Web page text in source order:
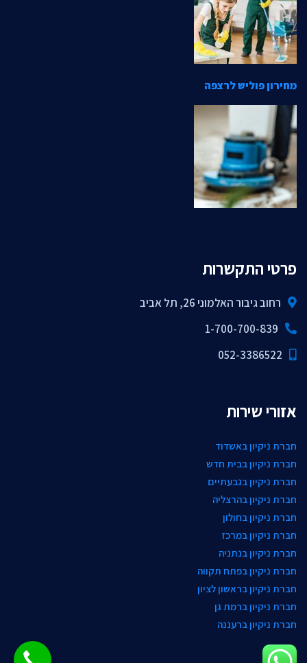
מחירון פוליש לרצפה
פרטי התקשרות
רחוב גיבור האלמוני 26, תל אביב
1-700-700-839
052-3386522
אזורי שירות
חברת ניקיון באשדוד
חברת ניקיון בבית חדש
חברת ניקיון בגבעתיים
חברת ניקיון בהרצליה
חברת ניקיון בחולון
חברת ניקיון במרכז
חברת ניקיון בנתניה
חברת ניקיון בפתח תקווה
חברת ניקיון בראשון לציון
חברת ניקיון ברמת גן
חברת ניקיון ברעננה